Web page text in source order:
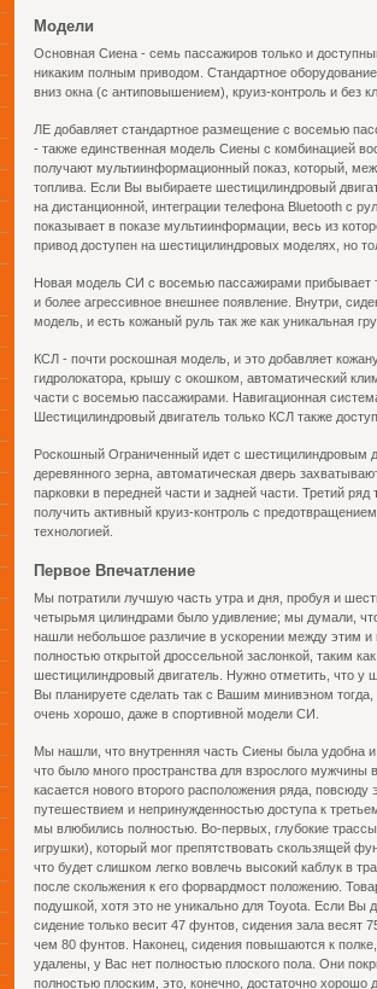
Модели
Основная Сиена - семь пассажиров только и
никаким полным приводом. Стандартное
вниз окна (с антиповышением), круиз-контроль и без
ЛЕ добавляет стандартное размещение с восемью
- также единственная модель Сиены с комбинацией
получают мультиинформационный показ, который,
топлива. Если Вы выбираете шестицилиндровый
на дистанционной, интеграции телефона Bluetooth с
показывает в показе мультиинформации, весь из
привод доступен на шестицилиндровых моделях, но
Новая модель СИ с восемью пассажирами прибывает
и более агрессивное внешнее появление. Внутри,
модель, и есть кожаный руль так же как уникальная
КСЛ - почти роскошная модель, и это добавляет
гидролокатора, крышу с окошком, автоматический
части с восемью пассажирами. Навигационная
Шестицилиндровый двигатель только КСЛ также
Роскошный Ограниченный идет с шестицилиндровым
деревянного зерна, автоматическая дверь
парковки в передней части и задней части. Третий
получить активный круиз-контроль с
технологией.
Первое Впечатление
Мы потратили лучшую часть утра и дня, пробуя и
четырьмя цилиндрами было удивление; мы думали,
нашли небольшое различие в ускорении между этим
полностью открытой дроссельной заслонкой, таким
шестицилиндровый двигатель. Нужно отметить, что у
Вы планируете сделать так с Вашим минивэном
очень хорошо, даже в спортивной модели СИ.
Мы нашли, что внутренняя часть Сиены была удобна
что было много пространства для взрослого мужчины
касается нового второго расположения ряда,
путешествием и непринужденностью доступа к
мы влюбились полностью. Во-первых, глубокие
игрушки), который мог препятствовать скользящей
что будет слишком легко вовлечь высокий каблук в
после скольжения к его форвардмост положению.
подушкой, хотя это не уникально для Toyota. Если Вы
сидение только весит 47 фунтов, сидения зала весят
чем 80 фунтов. Наконец, сидения повышаются к полке,
удалены, у Вас нет полностью плоского пола. Они
полностью плоским, это, конечно, достаточно